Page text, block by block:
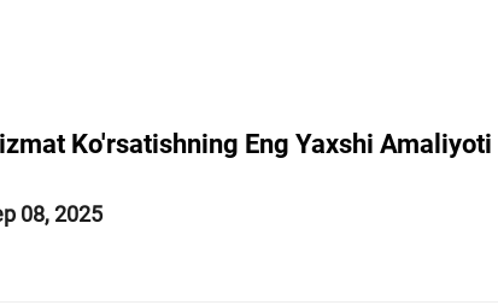
Ko'rsatishning Eng Yaxshi Amaliyoti
08, 2025